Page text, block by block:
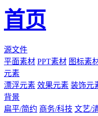
首页
源文件
平面素材 PPT素材 图标素
元素
漂浮元素 效果元素 装饰元
背景
扁平/简约 商务/科技 文艺/